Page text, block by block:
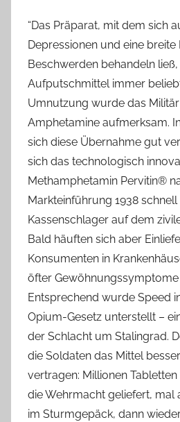
“Das Präparat, mit dem sich
Depressionen und eine
Beschwerden behandeln
Aufputschmittel immer
Umnutzung wurde das
Amphetamine aufmerksam.
sich diese Übernahme gut
sich das technologisch
Methamphetamin Pervitin®
Markteinführung 1938
Kassenschlager auf dem
Bald häuften sich aber
Konsumenten in
öfter
Entsprechend wurde Speed
Opium-Gesetz unterstellt –
der Schlacht um Stalingrad.
die Soldaten das Mittel
vertragen: Millionen
die Wehrmacht geliefert, mal
im Sturmgepäck, dann